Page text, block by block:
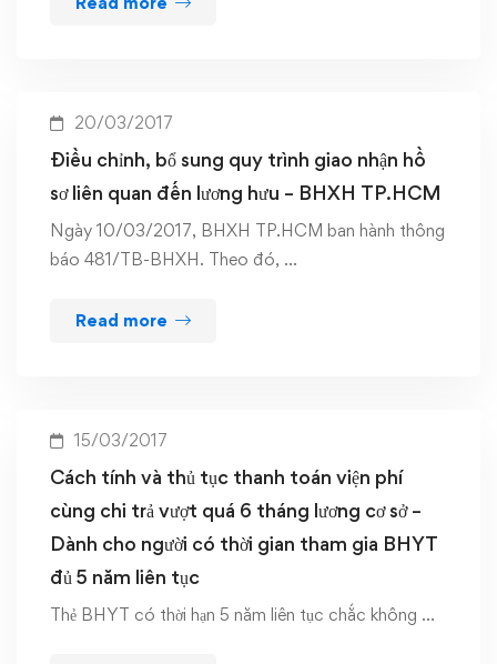
20/03/2017
Điều chỉnh, bổ sung quy trình giao nhận hồ
sơ liên quan đến lương hưu – BHXH TP.HCM
Ngày 10/03/2017, BHXH TP.HCM ban hành thông
báo 481/TB-BHXH. Theo đó, …
Read more
15/03/2017
Cách tính và thủ tục thanh toán viện phí
cùng chi trả vượt quá 6 tháng lương cơ sở –
Dành cho người có thời gian tham gia BHYT
đủ 5 năm liên tục
Thẻ BHYT có thời hạn 5 năm liên tục chắc không …